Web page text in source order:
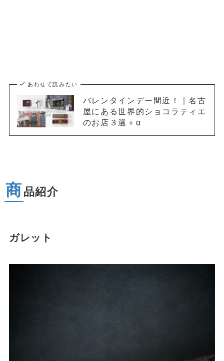
あわせて読みたい
バレンタインデー間近！｜名古
屋にある世界的ショコラティエ
のお店３選＋α
商 品紹介
ガレット